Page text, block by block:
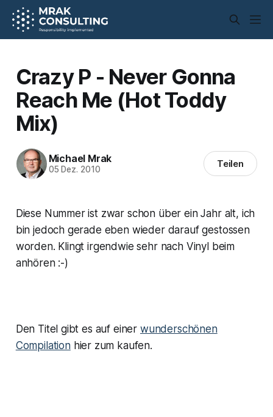
Crazy P - Never Gonna
Reach Me (Hot Toddy
Mix)
Michael Mrak
05 Dez. 2010 Teilen
Diese Nummer ist zwar schon über ein Jahr alt, ich
bin jedoch gerade eben wieder darauf gestossen
worden. Klingt irgendwie sehr nach Vinyl beim
anhören :-)
Den Titel gibt es auf einer wunderschönen
Compilationhier zum kaufen.